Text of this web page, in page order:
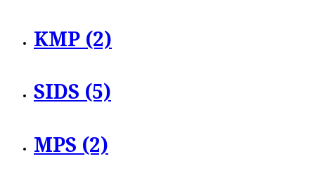
KMP (2)
SIDS (5)
MPS (2)